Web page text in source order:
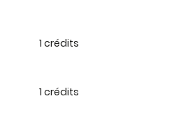
1 crédits
1 crédits